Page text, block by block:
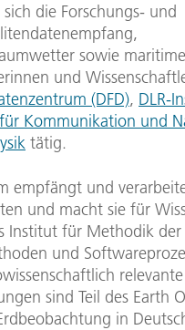
die Forschungs- und
sowie
und
(DFD), DLR-
Kommunikation und
tätig.
empfängt und
und macht sie für
Institut für Methodik der
und
relevante
sind Teil des Earth
in